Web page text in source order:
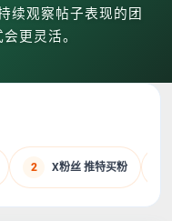
观察帖子表现的团
更灵活。
2 X粉丝 推特买粉